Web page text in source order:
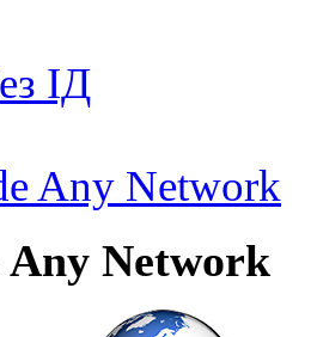
ІД
Any Network
Network